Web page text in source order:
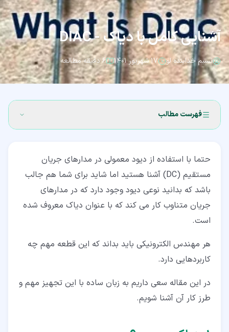
آشنایی کامل با دیاک - DIAC
نسیم خدابنده لو ۱۷ شهریور ۱۴۰۱ ۶ دقیقه مطالعه
فهرست مطالب
۳‏- کاربردهای دیاک
۴‏- اجزای تشکیل دهنده دیاک
۶‏- نتیجه گیری
حتما با استفاده از دیود معمولی در مدارهای جریان
مستقیم (DC) آشنا هستید اما شاید برای شما هم جالب
باشد که بدانید نوعی دیود وجود دارد که در مدارهای
جریان متناوب کار می کند که با عنوان دیاک معروف شده
است.
هر مهندس الکترونیکی باید بداند که این قطعه مهم چه
کاربردهایی دارد.
در این مقاله سعی داریم به زبان ساده با این تجهیز مهم و
طرز کار آن آشنا شویم.